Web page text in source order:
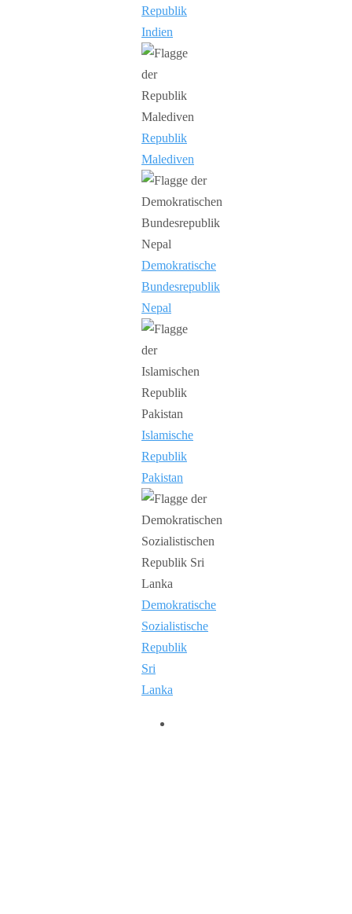
Republik
Indien
Republik
Malediven
Demokratische
Bundesrepublik
Nepal
Islamische
Republik
Pakistan
Demokratische
Sozialistische
Republik
Sri
Lanka